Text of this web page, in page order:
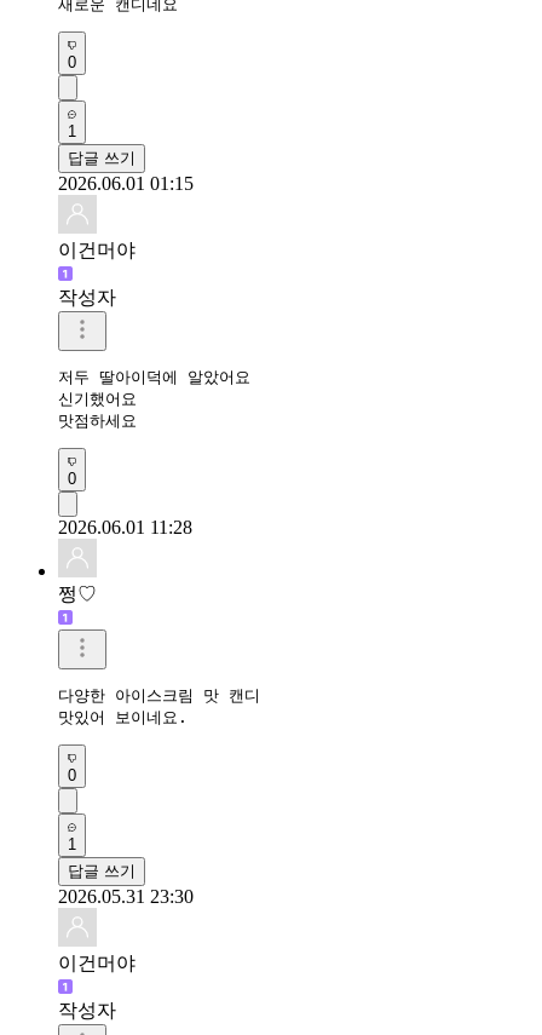
새로운 캔디네요
0
1
답글 쓰기
2026.06.01 01:15
이건머야
작성자
저두 딸아이덕에 알았어요
신기했어요
맛점하세요
0
2026.06.01 11:28
쩡♡
다양한 아이스크림 맛 캔디
맛있어 보이네요.
0
1
답글 쓰기
2026.05.31 23:30
이건머야
작성자